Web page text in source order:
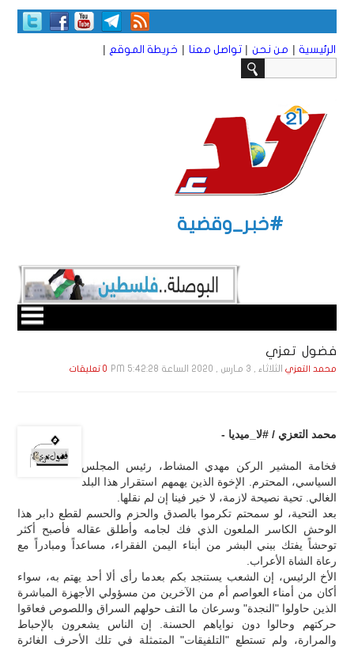
الرئيسية | من نحن | تواصل معنا | خريطة الموقع |
#خبر_وقضية
فضول تعزي
محمد التعزي الثلاثاء , 3 مـارس , 2020 الساعة 5:42:28 PM 0 تعليقات
محمد التعزي / #لا_ميديا -
فخامة المشير الركن مهدي المشاط، رئيس المجلس
السياسي، المحترم. الإخوة الذين يهمهم استقرار هذا البلد
الغالي. تحية نصيحة لازمة، لا خير فينا إن لم نقلها.
بعد التحية، لو سمحتم تكرموا بالصدق والحزم والحسم لقطع دابر هذا
الوحش الكاسر الملعون الذي فك لجامه وأطلق عقاله فأصبح أكثر
توحشاً يفتك ببني البشر من أبناء اليمن الفقراء، مساعداً ومبادراً مع
رعاة الشاة الأعراب.
الأخ الرئيس، إن الشعب يستنجد بكم بعدما رأى ألا أحد يهتم به، سواء
أكان من أمناء العواصم أم من الآخرين من مسؤولي الأجهزة المباشرة
الذين حاولوا "النجدة" وسرعان ما التف حولهم السراق واللصوص فعاقوا
حركتهم وحالوا دون نواياهم الحسنة. إن الناس يشعرون بالإحباط
والمرارة، ولم تستطع "التلفيقات" المتمثلة في تلك الأحرف الغائرة